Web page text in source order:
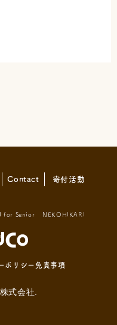
Contact 寄付活動
for Senior NEKOHIKARI
ポリシー 免責事項
式会社.